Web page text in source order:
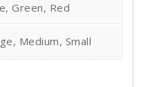
Green, Red
Medium, Small